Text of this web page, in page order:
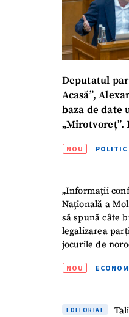
Deputatul
Acasă”,
baza de date
„Mirotvoreț”.
NOU POLITIC
„Informații
Națională a
să spună câte
legalizarea
jocurile de
NOU
EDITORIAL